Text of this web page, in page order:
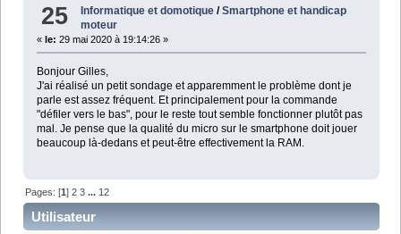
25 Informatique et domotique /Smartphone et handicap
moteur
« le: 29 mai 2020 à 19:14:26 »
Bonjour Gilles,
J'ai réalisé un petit sondage et apparemment le problème dont je
parle est assez fréquent. Et principalement pour la commande
"défiler vers le bas", pour le reste tout semble fonctionner plutôt pas
mal. Je pense que la qualité du micro sur le smartphone doit jouer
beaucoup là-dedans et peut-être effectivement la RAM.
Pages: [1]2 3 ... 12
Utilisateur